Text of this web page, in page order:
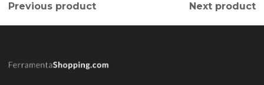
Previous product Next product